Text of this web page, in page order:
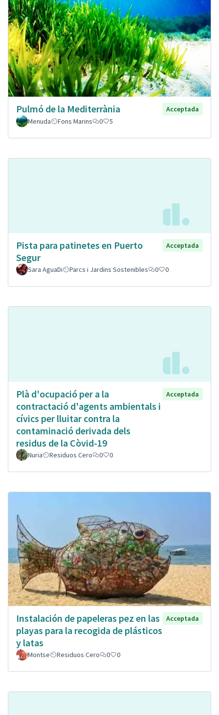
Pulmó de la Mediterrània
Acceptada
Menuda
Fons Marins 0 5
Pista para patinetes en Puerto
Segur
Acceptada
Sara AguaDi Parcs i Jardins Sostenibles 0 0
Plà d'ocupació per a la
contractació d'agents ambientals i
cívics per lluitar contra la
contaminació derivada dels
residus de la Còvid-19
Acceptada
Nuria Residuos Cero 0 0
Instalación de papeleras pez en las
playas para la recogida de plásticos
y latas
Acceptada
Montse Residuos Cero 0 0